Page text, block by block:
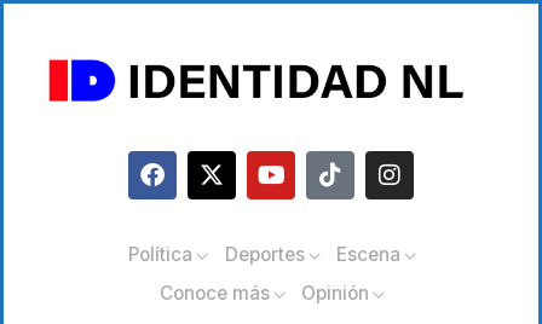
Política Deportes
Escena
Conoce más
Opinión